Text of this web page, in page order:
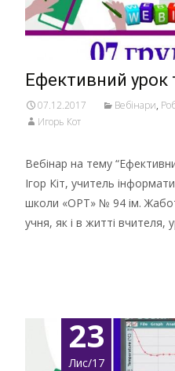
Ефективний урок
07.12.2017 Вебінари,
Игорь Кот
Вебінар на тему
Ігор Кіт, учитель
школи «ОРТ» № 94 ім.
учня, як і в житті вчителя,
23
Лис/17